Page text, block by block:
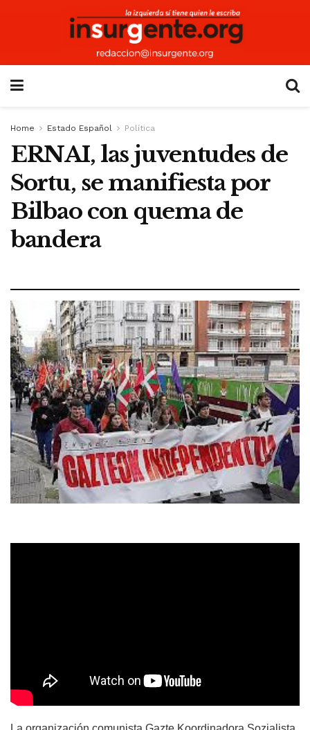
Home Estado Español Política
ERNAI, las juventudes de
Sortu, se manifiesta por
Bilbao con quema de
bandera